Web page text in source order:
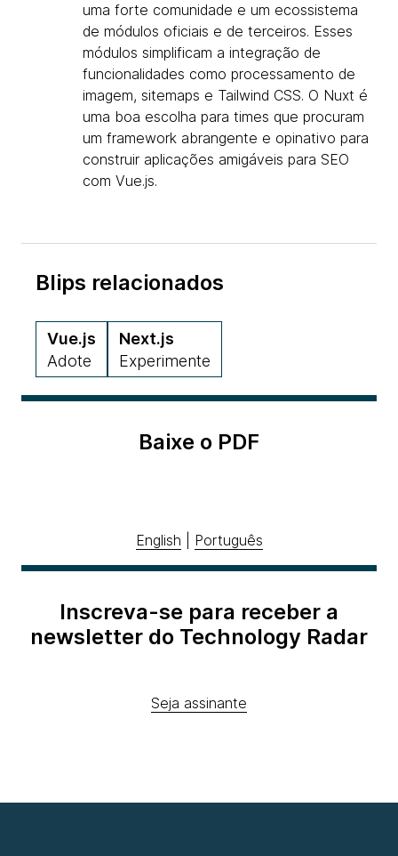
uma forte comunidade e um ecossistema
de módulos oficiais e de terceiros. Esses
módulos simplificam a integração de
funcionalidades como processamento de
imagem, sitemaps e Tailwind CSS. O Nuxt é
uma boa escolha para times que procuram
um framework abrangente e opinativo para
construir aplicações amigáveis para SEO
com Vue.js.
Blips relacionados
Vue.js
Adote
Next.js
Experimente
Baixe o PDF
English Português
Inscreva-se para receber a
newsletter do Technology Radar
Seja assinante